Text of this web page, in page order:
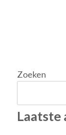
Zoeken
Laatste